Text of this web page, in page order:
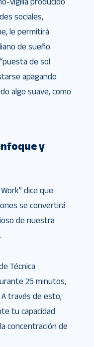
sociales,
le permitirá
de sueño.
de sol
apagando
algo suave, como
y
dice que
se convertirá
de nuestra
Técnica
25 minutos,
través de esto,
tu capacidad
concentración de